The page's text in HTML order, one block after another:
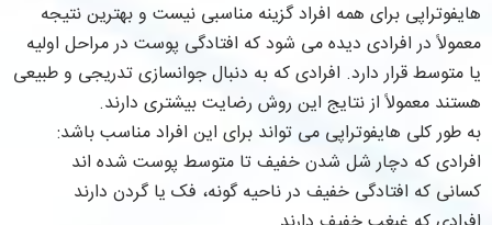
هایفوتراپی برای همه افراد گزینه مناسبی نیست و بهترین نتیجه
معمولاً در افرادی دیده می شود که افتادگی پوست در مراحل اولیه
یا متوسط قرار دارد. افرادی که به دنبال جوانسازی تدریجی و طبیعی
هستند معمولاً از نتایج این روش رضایت بیشتری دارند.
به طور کلی هایفوتراپی می تواند برای این افراد مناسب باشد:
افرادی که دچار شل شدن خفیف تا متوسط پوست شده اند
کسانی که افتادگی خفیف در ناحیه گونه، فک یا گردن دارند